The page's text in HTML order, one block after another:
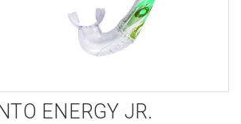
ENERGY JR.